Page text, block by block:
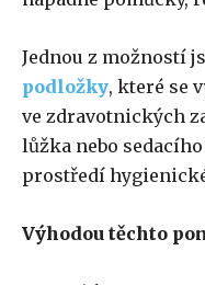
Jednou z možností
podložky, které se
ve zdravotnických
lůžka nebo
prostředí
Výhodou těchto